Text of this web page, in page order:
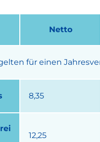
Netto
für einen
8,35
12,25